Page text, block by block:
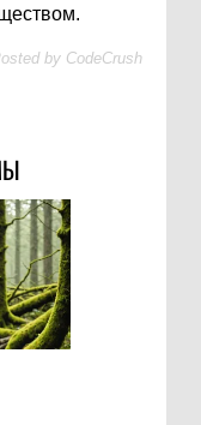
by CodeCrush